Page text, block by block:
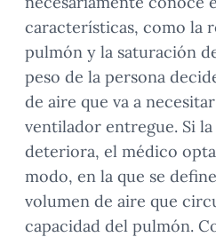
características, como la
pulmón y la saturación
peso de la persona
de aire que va a
ventilador entregue. Si
deteriora, el médico
modo, en la que se
volumen de aire que
capacidad del pulmón.